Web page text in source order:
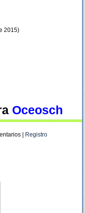
2015)
Oceosch
| Registro